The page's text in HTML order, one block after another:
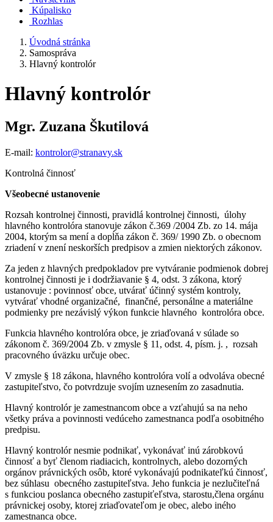
Kúpalisko
Rozhlas
Úvodná stránka
Samospráva
Hlavný kontrolór
Hlavný kontrolór
Mgr. Zuzana Škutilová
E-mail: kontrolor@stranavy.sk
Kontrolná činnosť
Všeobecné ustanovenie
Rozsah kontrolnej činnosti, pravidlá kontrolnej činnosti, úlohy
hlavného kontrolóra stanovuje zákon č.369 /2004 Zb. zo 14. mája
2004, ktorým sa mení a dopĺňa zákon č. 369/ 1990 Zb. o obecnom
zriadení v znení neskorších predpisov a zmien niektorých zákonov.
Za jeden z hlavných predpokladov pre vytváranie podmienok dobrej
kontrolnej činnosti je i dodržiavanie § 4, odst. 3 zákona, ktorý
ustanovuje : povinnosť obce, utvárať účinný systém kontroly,
vytvárať vhodné organizačné, finančné, personálne a materiálne
podmienky pre nezávislý výkon funkcie hlavného kontrolóra obce.
Funkcia hlavného kontrolóra obce, je zriaďovaná v súlade so
zákonom č. 369/2004 Zb. v zmysle § 11, odst. 4, písm. j. , rozsah
pracovného úväzku určuje obec.
V zmysle § 18 zákona, hlavného kontrolóra volí a odvoláva obecné
zastupiteľstvo, čo potvrdzuje svojím uznesením zo zasadnutia.
Hlavný kontrolór je zamestnancom obce a vzťahujú sa na neho
všetky práva a povinnosti vedúceho zamestnanca podľa osobitného
predpisu.
Hlavný kontrolór nesmie podnikať, vykonávať inú zárobkovú
činnosť a byť členom riadiacich, kontrolnych, alebo dozorných
orgánov právnických osôb, ktoré vykonávajú podnikateľkú činnosť,
bez súhlasu obecného zastupiteľstva. Jeho funkcia je nezlučiteľná
s funkciou poslanca obecného zastupiťeľstva, starostu,člena orgánu
právnickej osoby, ktorej zriaďovateľom je obec, alebo iného
zamestnanca obce.